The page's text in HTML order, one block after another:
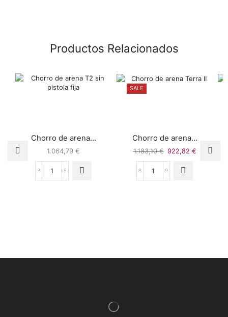
Productos Relacionados
Chorro de arena...
1.064,79 €
SALE
Chorro de arena...
1.183,10€ 922,82 €